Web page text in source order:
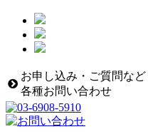
お申し込み・ご質問など
各種お問い合わせ